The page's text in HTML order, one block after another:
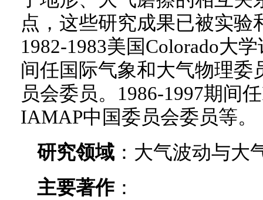
点，这些研究成果已被实验
1982-1983美国Colorado大
间任国际气象和大气物理委
员会委员。1986-1997期间
IAMAP中国委员会委员等。
研究领域 ：大气波动与大
主要著作：